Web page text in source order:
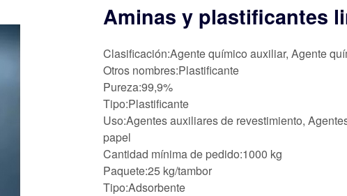
Aminas y plastificantes
Clasificación:Agente químico auxiliar, Agente
Otros nombres:Plastificante
Pureza:99,9%
Tipo:Plastificante
Uso:Agentes auxiliares de revestimiento,
papel
Cantidad mínima de pedido:1000 kg
Paquete:25 kg/tambor
Tipo:Adsorbente